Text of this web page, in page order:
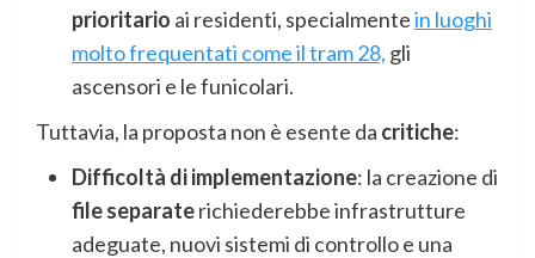
prioritario ai residenti, specialmentein luoghi
molto frequentati come il tram 28, gli
ascensori e le funicolari.
Tuttavia, la proposta non è esente da critiche:
Difficoltà di implementazione: la creazione di
file separaterichiederebbe infrastrutture
adeguate, nuovi sistemi di controllo e una